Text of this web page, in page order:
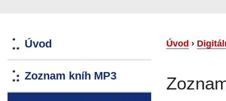
Úvod
Zoznam kníh MP3
Úvod ›